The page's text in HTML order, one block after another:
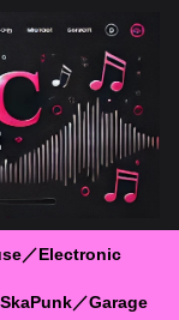
／Electronic
／Garage